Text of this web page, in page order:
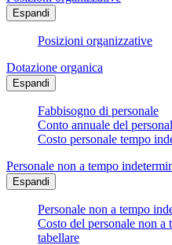
Espandi
Posizioni organizzative
Dotazione organica
Espandi
Fabbisogno di personale
Conto annuale del
Costo personale tempo
Personale non a tempo
Espandi
Personale non a tempo
Costo del personale non
tabellare